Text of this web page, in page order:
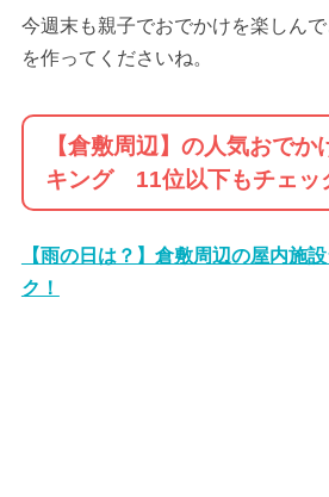
今週末も親子でおでかけを楽しん
を作ってくださいね。
【倉敷周辺】の人気おでか
キング 11位以下もチェッ
【雨の日は？】倉敷周辺の屋内施
ク！